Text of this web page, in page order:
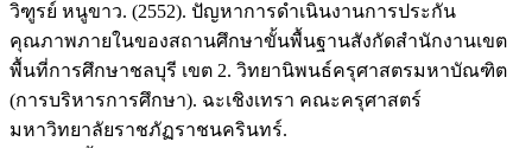
วิฑูรย์ หนูขาว. (2552). ปัญหาการดำเนินงานการประกัน
คุณภาพภายในของสถานศึกษาขั้นพื้นฐานสังกัดสำนักงานเขต
พื้นที่การศึกษาชลบุรี เขต 2. วิทยานิพนธ์ครุศาสตรมหาบัณฑิต
(การบริหารการศึกษา). ฉะเชิงเทรา คณะครุศาสตร์
มหาวิทยาลัยราชภัฏราชนครินทร์.